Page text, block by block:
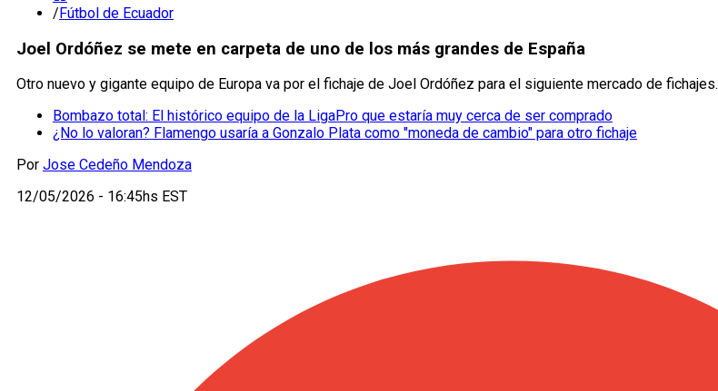
/Fútbol de Ecuador
Joel Ordóñez se mete en carpeta de uno de los más grandes de España
Otro nuevo y gigante equipo de Europa va por el fichaje de Joel Ordóñez para el siguiente mercado de fichajes.
Bombazo total: El histórico equipo de la LigaPro que estaría muy cerca de ser comprado
¿No lo valoran? Flamengo usaría a Gonzalo Plata como "moneda de cambio" para otro fichaje
Por Jose Cedeño Mendoza
12/05/2026 - 16:45hs EST